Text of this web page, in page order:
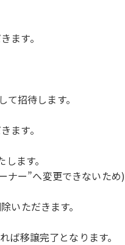
ます。
招待します。
ます。
ます。
ナー”へ変更できないため)
いただきます。
ば移譲完了となります。